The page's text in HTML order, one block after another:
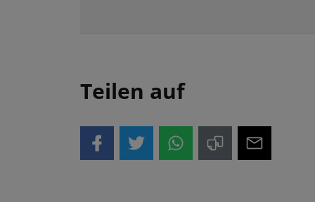
Teilen auf